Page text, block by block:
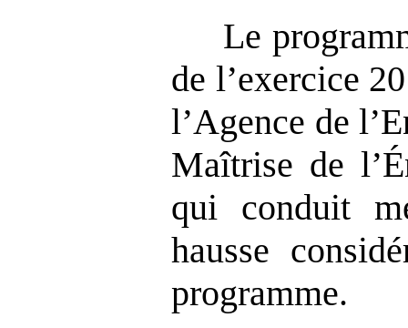
Le
de l’exercice
l’Agence de
Maîtrise de
qui conduit
hausse
programme.